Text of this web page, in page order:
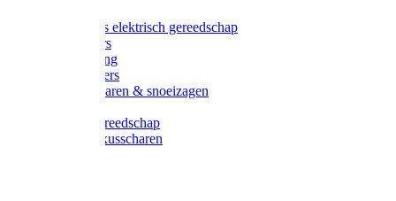
Accessoires elektrisch gereedschap
Grasmaaiers
Tuinreiniging
Robotmaaiers
Heggenscharen & snoeizagen
Klussen gereedschap
Gras & buxusscharen